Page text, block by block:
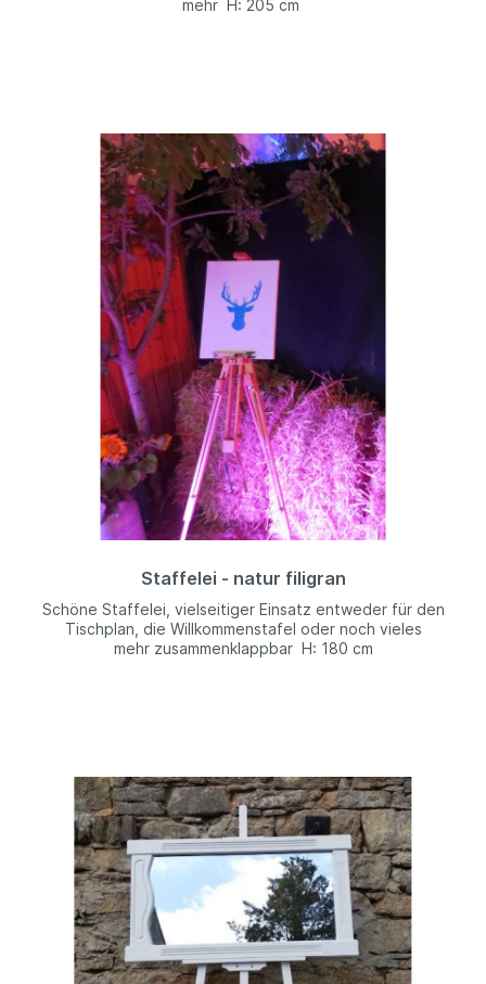
mehr H: 205 cm
Staffelei - natur filigran
Schöne Staffelei, vielseitiger Einsatz entweder für den
Tischplan, die Willkommenstafel oder noch vieles
mehr zusammenklappbar H: 180 cm